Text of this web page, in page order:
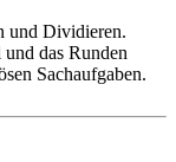
und Dividieren.
das Runden
Sachaufgaben.